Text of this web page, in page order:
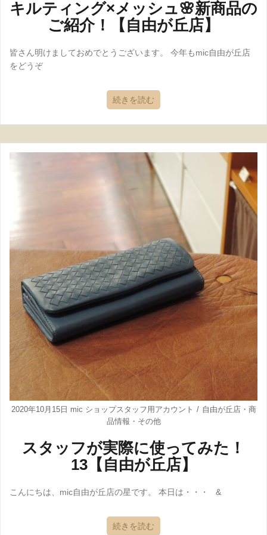
キルティング×メッシュ🌸新商品の
ご紹介！【自由が丘店】
皆さん明けましておめでとうございます。 今年もmic自由が丘店
をどうぞ
続きを読む
2020年10月15日 mic ショップスタッフ用アカウント 自由が丘店・ 商
品情報 ・ その他
スタッフが実際に使ってみた！
13【自由が丘店】
こんにちは、mic自由が丘店の星です。 本日は・・・ &
続きを読む